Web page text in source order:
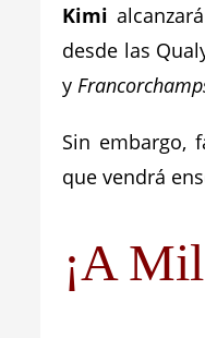
Kimi
desde las
y
Sin embargo,
que vendrá
¡A